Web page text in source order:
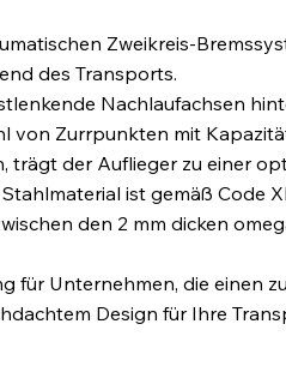
Zweikreis-
des Transports.​
Nachlaufachsen
von Zurrpunkten mit
der Auflieger zu einer
ist gemäß Code
den 2 mm dicken
für Unternehmen, die
Design für Ihre